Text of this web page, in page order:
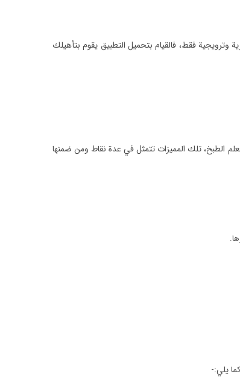
فقط، فالقيام بتحميل التطبيق يقوم بتأهيلك
الطبخ، تلك المميزات تتمثل في عدة نقاط ومن ضمنها
يلي:-